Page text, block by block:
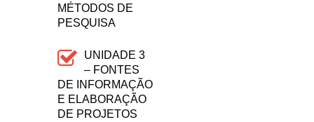
MÉTODOS DE
PESQUISA
UNIDADE 3
– FONTES
DE INFORMAÇÃO
E ELABORAÇÃO
DE PROJETOS